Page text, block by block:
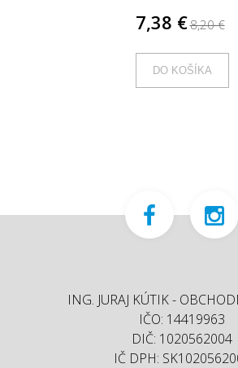
7,38 €8,20 €
DO KOŠÍKA
ING. JURAJ KÚTIK -
IČO: 14419963
DIČ: 1020562004
IČ DPH: